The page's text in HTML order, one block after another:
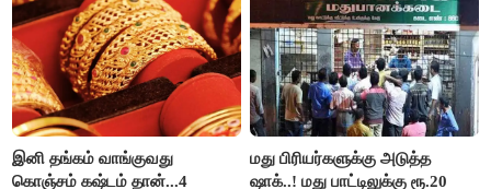
தாகூர்..!!
இனி தங்கம் வாங்குவது
கொஞ்சம் கஷ்டம் தான்...4
மது பிரியர்களுக்கு அடுத்த
ஷாக்..! மது பாட்டிலுக்கு ரூ.20